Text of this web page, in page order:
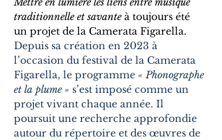
traditionnelle et savante à toujours été
un projet de la Camerata Figarella.
Depuis sa création en 2023 à
l’occasion du festival de la Camerata
Figarella, le programme « Phonographe
et la plume » s’est imposé comme un
projet vivant chaque année. Il
poursuit une recherche approfondie
autour du répertoire et des œuvres de